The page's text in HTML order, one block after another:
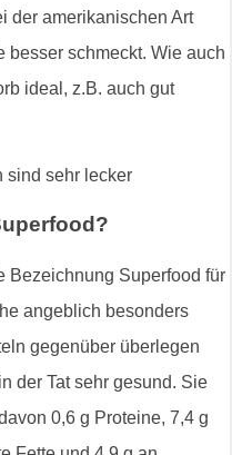
der amerikanischen Art
besser schmeckt. Wie auch
ideal, z.B. auch gut
Bezeichnung Superfood für
angeblich besonders
gegenüber überlegen
der Tat sehr gesund. Sie
0,6 g Proteine, 7,4 g